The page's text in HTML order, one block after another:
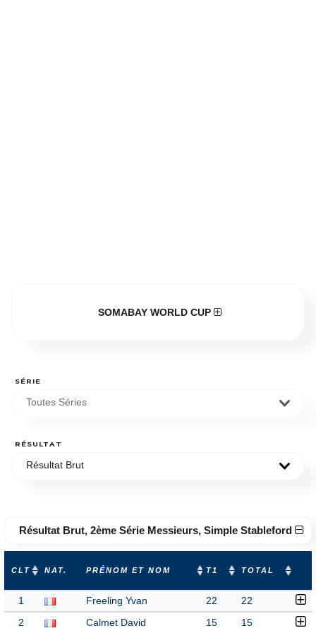
SOMABAY WORLD CUP
SÉRIE
Toutes Séries
RÉSULTAT
Résultat Brut
Résultat Brut, 2ème Série Messieurs, Simple Stableford
CLT NAT. PRÉNOM ET NOM T1 TOTAL
1 Freeling Yvan 22 22
2 Calmet David 15 15